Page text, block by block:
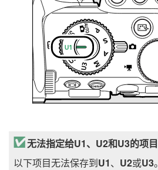
无法指定给U1、U2和U3的项目
以下项目无法保存到U1、 U2或U3。